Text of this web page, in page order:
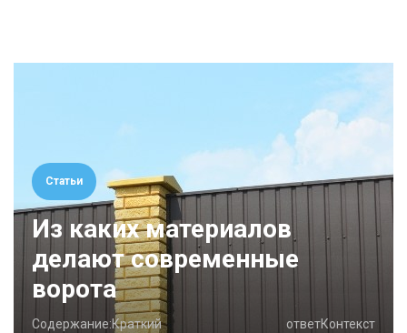
Статьи
Из каких материалов
делают современные
ворота
Содержание:Краткий ответКонтекст